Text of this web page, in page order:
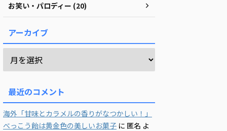
お笑い・パロディー (20)
アーカイブ
最近のコメント
海外「甘味とカラメルの香りがなつかしい！」
べっこう飴は黄金色の美しいお菓子 に 匿名 よ